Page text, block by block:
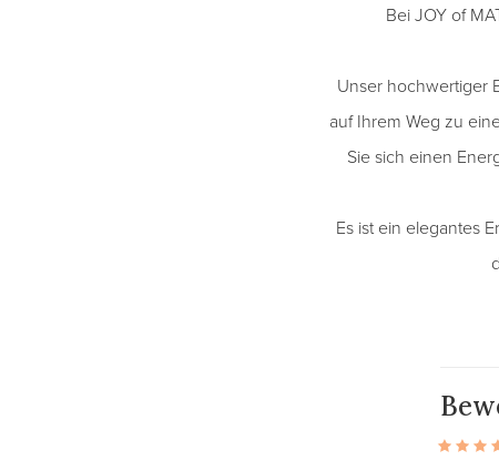
Bei JOY of
Unser hochwertiger
auf Ihrem Weg zu
Sie sich einen
Es ist ein elegantes